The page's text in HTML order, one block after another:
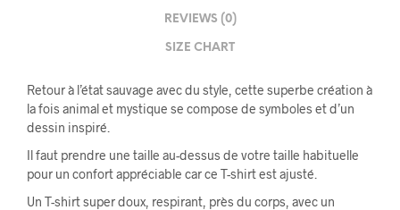
REVIEWS (0)
SIZE CHART
Retour à l’état sauvage avec du style, cette superbe création à
la fois animal et mystique se compose de symboles et d’un
dessin inspiré.
Il faut prendre une taille au-dessus de votre taille habituelle
pour un confort appréciable car ce T-shirt est ajusté.
Un T-shirt super doux, respirant, près du corps, avec un